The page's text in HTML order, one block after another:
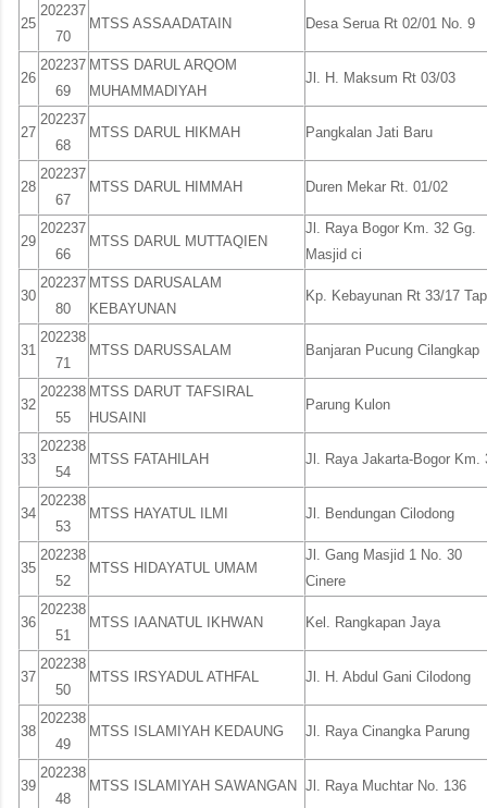
25
202237
70
MTSS ASSAADATAIN Desa Serua Rt 02/01 No. 9
26
202237
69
MTSS DARUL ARQOM
MUHAMMADIYAH
Jl. H. Maksum Rt 03/03
27
202237
68
MTSS DARUL HIKMAH Pangkalan Jati Baru
28
202237
67
MTSS DARUL HIMMAH Duren Mekar Rt. 01/02
29
202237
66
MTSS DARUL MUTTAQIEN
Jl. Raya Bogor Km. 32 Gg.
Masjid ci
30
202237
80
MTSS DARUSALAM
KEBAYUNAN
Kp. Kebayunan Rt 33/17
31
202238
71
MTSS DARUSSALAM Banjaran Pucung Cilangkap
32
202238
55
MTSS DARUT TAFSIRAL
HUSAINI
Parung Kulon
33
202238
54
MTSS FATAHILAH Jl. Raya Jakarta-Bogor Km.
34
202238
53
MTSS HAYATUL ILMI Jl. Bendungan Cilodong
35
202238
52
MTSS HIDAYATUL UMAM
Jl. Gang Masjid 1 No. 30
Cinere
36
202238
51
MTSS IAANATUL IKHWAN Kel. Rangkapan Jaya
37
202238
50
MTSS IRSYADUL ATHFAL Jl. H. Abdul Gani Cilodong
38
202238
49
MTSS ISLAMIYAH KEDAUNG Jl. Raya Cinangka Parung
39
202238
48
MTSS ISLAMIYAH SAWANGAN Jl. Raya Muchtar No. 136